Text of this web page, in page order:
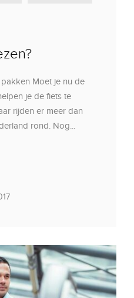
Moet je nu de
je de fiets te
rijden er meer dan
rond. Nog...